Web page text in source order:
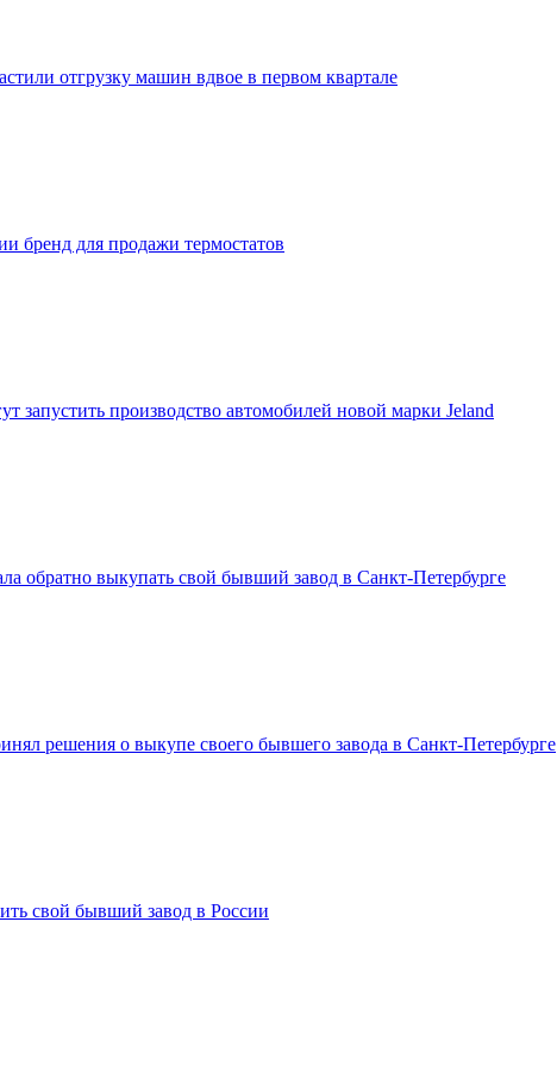
отгрузку машин вдвое в первом квартале
бренд для продажи термостатов
запустить производство автомобилей новой марки Jeland
обратно выкупать свой бывший завод в Санкт-Петербурге
решения о выкупе своего бывшего завода в Санкт-Петербурге
свой бывший завод в России